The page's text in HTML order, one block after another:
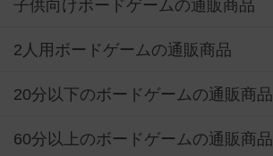
子供向けボードゲームの通販商品
2人用ボードゲームの通販商品
20分以下のボードゲームの通販商品
60分以上のボードゲームの通販商品